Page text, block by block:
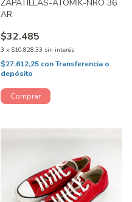
ZAPATILLAS-ATOMIK-NRO 36
AR
$32.485
3 x $10.828,33 sin interés
$27.612,25 conTransferencia o
depósito